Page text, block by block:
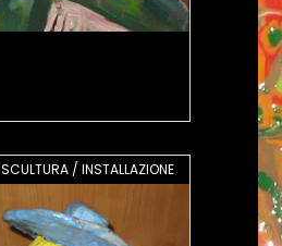
SCULTURA / INSTALLAZIONE